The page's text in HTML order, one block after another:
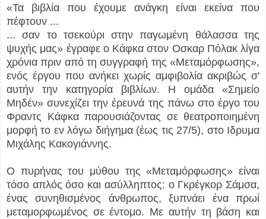
«Τα βιβλία που έχουμε ανάγκη είναι εκείνα που
πέφτουν ...
... σαν το τσεκούρι στην παγωμένη θάλασσα της
ψυχής μας» έγραφε ο Κάφκα στον Οσκαρ Πόλακ λίγα
χρόνια πριν από τη συγγραφή της «Μεταμόρφωσης»,
ενός έργου που ανήκει χωρίς αμφιβολία ακριβώς σ'
αυτήν την κατηγορία βιβλίων. Η ομάδα «Σημείο
Μηδέν» συνεχίζει την έρευνά της πάνω στο έργο του
Φραντς Κάφκα παρουσιάζοντας σε θεατροποιημένη
μορφή το εν λόγω διήγημα (έως τις 27/5), στο Ιδρυμα
Μιχάλης Κακογιάννης.
Ο πυρήνας του μύθου της «Μεταμόρφωσης» είναι
τόσο απλός όσο και ασύλληπτος: ο Γκρέγκορ Σάμσα,
ένας συνηθισμένος άνθρωπος, ξυπνάει ένα πρωί
μεταμορφωμένος σε έντομο. Με αυτήν τη βάση και